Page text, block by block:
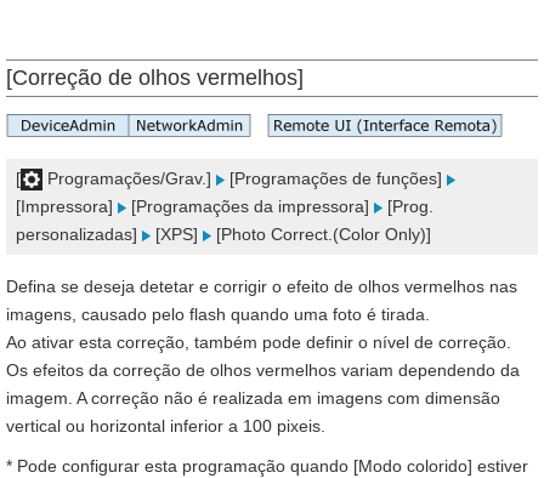
[Correção de olhos vermelhos]
[ Programações/Grav.]
[Programações de funções]
[Impressora]
[Programações da impressora]
[Prog.
personalizadas]
[XPS] [Photo Correct.(Color Only)]
Defina se deseja detetar e corrigir o efeito de olhos vermelhos nas
imagens, causado pelo flash quando uma foto é tirada.
Ao ativar esta correção, também pode definir o nível de correção.
Os efeitos da correção de olhos vermelhos variam dependendo da
imagem. A correção não é realizada em imagens com dimensão
vertical ou horizontal inferior a 100 pixeis.
* Pode configurar esta programação quando [Modo colorido] estiver